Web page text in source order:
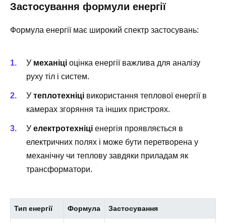
Застосування формули енергії
Формула енергії має широкий спектр застосувань:
У механіці оцінка енергії важлива для аналізу
руху тіл і систем.
У теплотехніці використання теплової енергії в
камерах згоряння та інших пристроях.
У електротехніці енергія проявляється в
електричних полях і може бути перетворена у
механічну чи теплову завдяки приладам як
трансформатори.
Тип енергії Формула Застосування